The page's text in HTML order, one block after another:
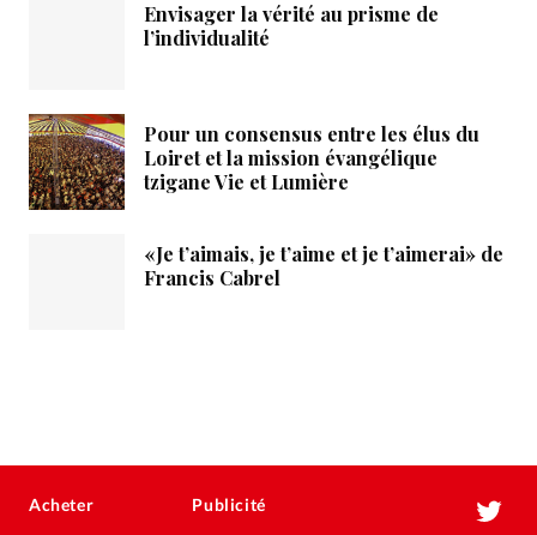
Envisager la vérité au prisme de
l’individualité
Pour un consensus entre les élus du
Loiret et la mission évangélique
tzigane Vie et Lumière
«Je t’aimais, je t’aime et je t’aimerai» de
Francis Cabrel
Acheter Publicité